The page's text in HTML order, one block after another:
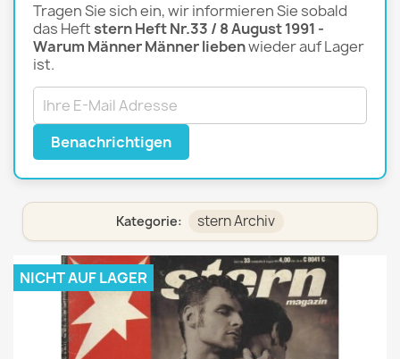
Tragen Sie sich ein, wir informieren Sie sobald
das Heftstern Heft Nr.33 / 8 August 1991 -
Warum Männer Männer liebenwieder auf Lager
ist.
Benachrichtigen
Kategorie: stern Archiv
NICHT AUF LAGER